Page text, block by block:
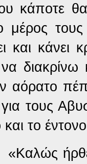
κάποτε
μέρος
και
διακρίνω
αόρατο
τους
και το
«Καλώς